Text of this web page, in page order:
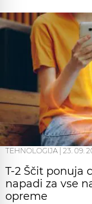
TEHNOLOGIJA 23. 09.
T-2 Ščit ponuja
napadi za vse
opreme